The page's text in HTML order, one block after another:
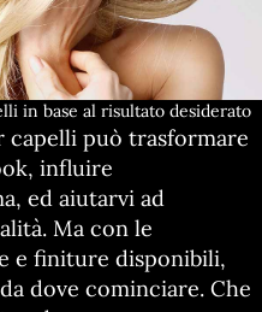
in base al risultato desiderato
capelli può trasformare
influire
ed aiutarvi ad
Ma con le
e finiture disponibili,
dove cominciare. Che